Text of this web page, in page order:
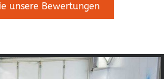
unsere Bewertungen